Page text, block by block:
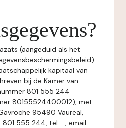
(aangeduid als het
kapitaal van
bij de Kamer van
801 555 244
80155524400012), met
95490 Vaureal,
801 555 244, tel: -, email: